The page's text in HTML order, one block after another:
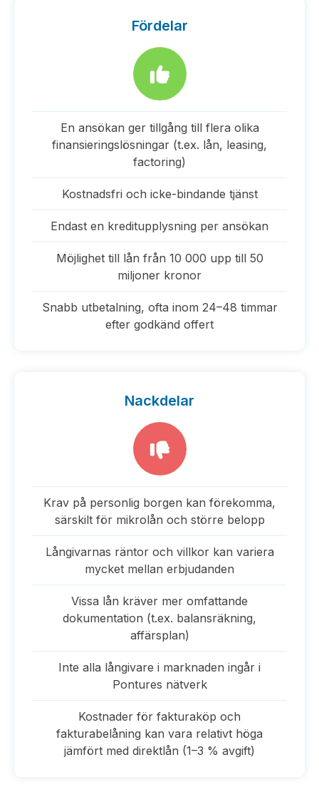
Fördelar
En ansökan ger tillgång till flera olika
finansieringslösningar (t.ex. lån, leasing,
factoring)
Kostnadsfri och icke-bindande tjänst
Endast en kreditupplysning per ansökan
Möjlighet till lån från 10 000 upp till 50
miljoner kronor
Snabb utbetalning, ofta inom 24–48 timmar
efter godkänd offert
Nackdelar
Krav på personlig borgen kan förekomma,
särskilt för mikrolån och större belopp
Långivarnas räntor och villkor kan variera
mycket mellan erbjudanden
Vissa lån kräver mer omfattande
dokumentation (t.ex. balansräkning,
affärsplan)
Inte alla långivare i marknaden ingår i
Pontures nätverk
Kostnader för fakturaköp och
fakturabelåning kan vara relativt höga
jämfört med direktlån (1–3 % avgift)